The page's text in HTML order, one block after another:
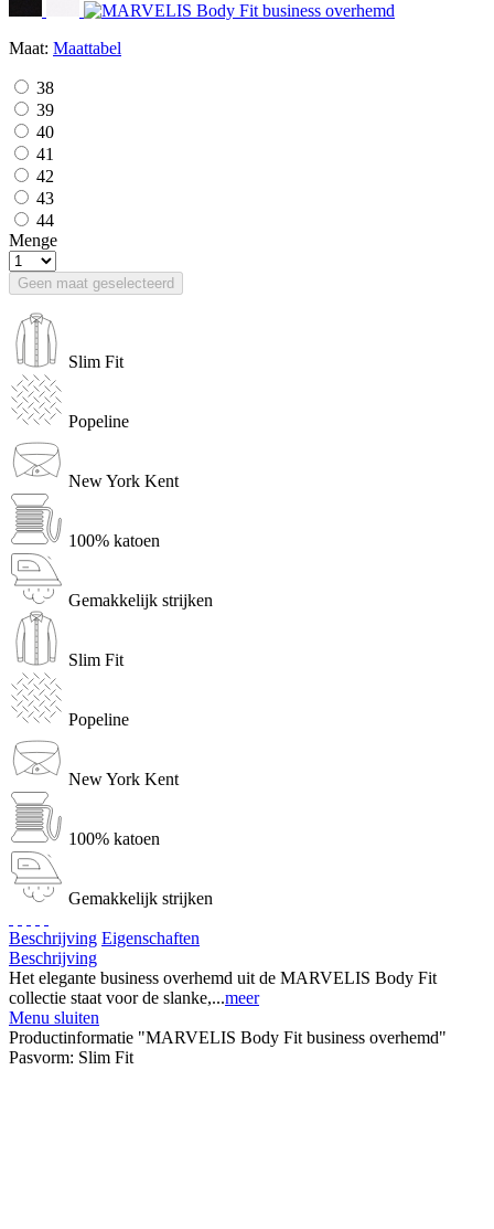
Maat: Maattabel
38
39
40
41
42
43
44
Menge
Geen maat geselecteerd
Slim Fit
Popeline
New York Kent
100% katoen
Gemakkelijk strijken
Slim Fit
Popeline
New York Kent
100% katoen
Gemakkelijk strijken
Beschrijving Eigenschaften
Beschrijving
Het elegante business overhemd uit de MARVELIS Body Fit
collectie staat voor de slanke,...meer
Menu sluiten
Productinformatie "MARVELIS Body Fit business overhemd"
Pasvorm: Slim Fit